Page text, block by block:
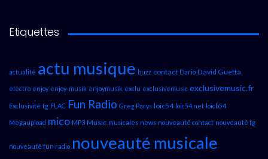
Étiquettes
actualité actu musique buzz contact Dario David Guetta
electro enjoy enjoy-musik enjoymusik exclu exclusivemusic exclusivemusic.fr
Exclusivité fg FLAC Fun Radio Greg Parys loic54 loic54.net loicb54
Megaupload mico MP3 Music musicales news nouveauté contact nouveauté fg
nouveauté fun radio nouveauté musicale